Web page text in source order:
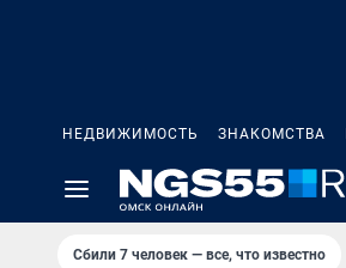
НЕДВИЖИМОСТЬ ЗНАКОМСТВА
Сбили 7 человек — все, что известно